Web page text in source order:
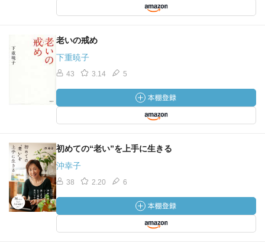
Ⅰ章
人間だけが長い時間をかけて老いと向き合う。動物は基本
的に繁殖能力がなくなったら死ぬので長い老年期がない。
人間社会は「離乳期」「思春期」「老年期」という固有の
（動物にはなし）
介護を人類の進化史にたどると、最古の例は180万年ぐらい
前。
介護は猿や類人猿にはない人間に特異な行為。
人間は700万年前に二足で立ち、産道を拡げられなくなっ
老いの戒め
下重暁子
43 3.14 5
初めての“老い”を上手に生きる
沖幸子
38 2.20 6